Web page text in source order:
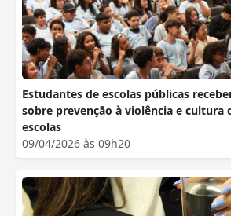
Estudantes de escolas públicas
sobre prevenção à violência e cultura
escolas
09/04/2026 às 09h20